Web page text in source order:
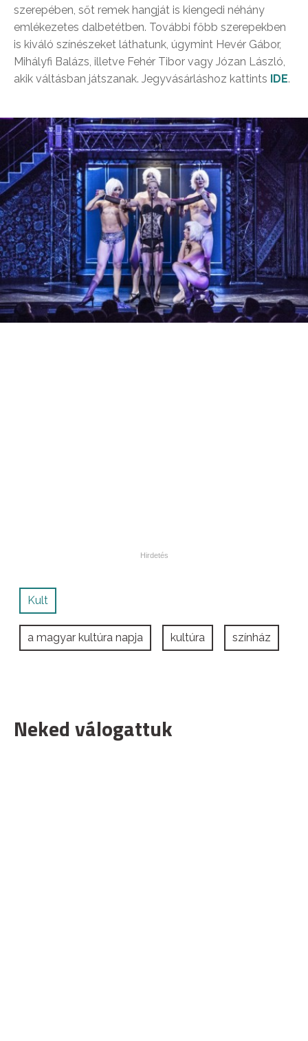
szerepében, sőt remek hangját is kiengedi néhány
emlékezetes dalbetétben. További főbb szerepekben
is kiváló színészeket láthatunk, úgymint Hevér Gábor,
Mihályfi Balázs, illetve Fehér Tibor vagy Józan László,
akik váltásban játszanak. Jegyvásárláshoz kattints IDE.
Kult
a magyar kultúra napja kultúra színház
Neked válogattuk